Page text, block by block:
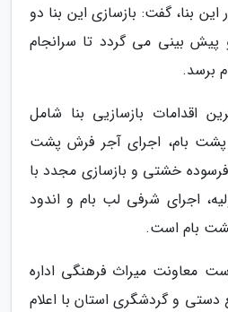
بنا، گفت: بازسازی این بنا دو
بینی می گردد تا سرانجام
برسد.
اقدامات بازسازیی بنا شامل
پشت بام، اجرای آجر فرش پشت
خشتی و بازسازی مجدد با
اجرای شرفی لب بام و اندود
بام است.
معاونت میراث فرهنگی اداره
و گردشگری استان با اعلام